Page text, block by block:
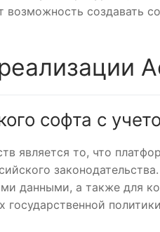
возможность создавать
софта с
является то, что
данными, а также для
государственной